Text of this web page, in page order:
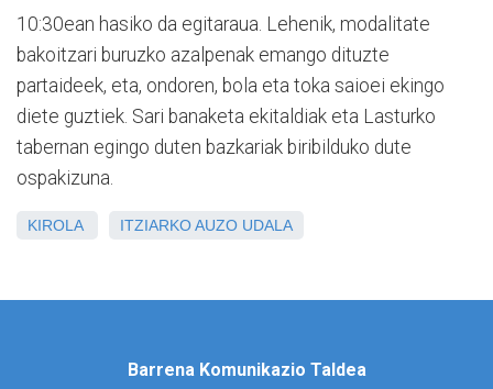
10:30ean hasiko da egitaraua. Lehenik, modalitate
bakoitzari buruzko azalpenak emango dituzte
partaideek, eta, ondoren, bola eta toka saioei ekingo
diete guztiek. Sari banaketa ekitaldiak eta Lasturko
tabernan egingo duten bazkariak biribilduko dute
ospakizuna.
KIROLA ITZIARKO AUZO UDALA
Barrena Komunikazio Taldea